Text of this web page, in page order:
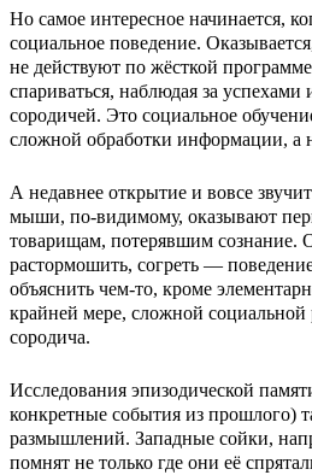
Но самое интересное начинается,
социальное поведение.
не действуют по жёсткой
спариваться, наблюдая за успехами
сородичей. Это социальное
сложной обработки информации, а
А недавнее открытие и вовсе
мыши, по-видимому, оказывают
товарищам, потерявшим сознание.
растормошить, согреть —
объяснить чем-то, кроме
крайней мере, сложной социальной
сородича.
Исследования эпизодической
конкретные события из прошлого)
размышлений. Западные сойки,
помнят не только где они её